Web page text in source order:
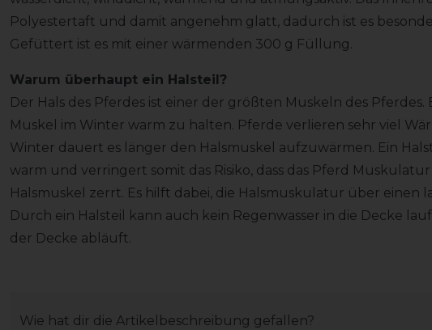
Polyestertaft und damit angenehm glatt, dadurch ist es
Gefüttert ist es mit einer wärmenden 300 g Füllung.
Warum überhaupt ein Halsteil?
Der Hals des Pferdes ist einer der größten Muskeln des Pferdes.
Muskel im Winter warm zu halten. Pferde verlieren sehr viel
Winter dauert es länger den Halsmuskel aufzuwärmen. Ein
warm und verringert somit das Risiko, dass das Pferd
Halsmuskel zerrt. Es hilft dabei, die Halsmuskulatur über einen
Durch ein Halsteil kann auch kein Regenwasser in die Decke
der Decke abläuft.
Wie hat dir die Artikelbeschreibung gefallen?